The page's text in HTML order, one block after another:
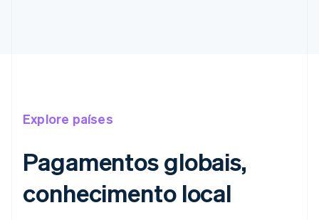
Explore países
Pagamentos globais,
conhecimento local